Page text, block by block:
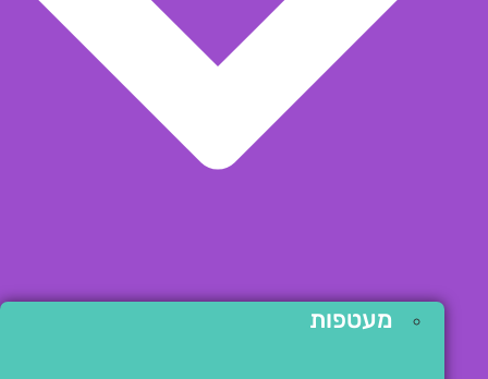
מעטפות